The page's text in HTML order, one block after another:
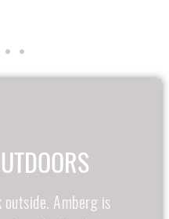
Amberg is